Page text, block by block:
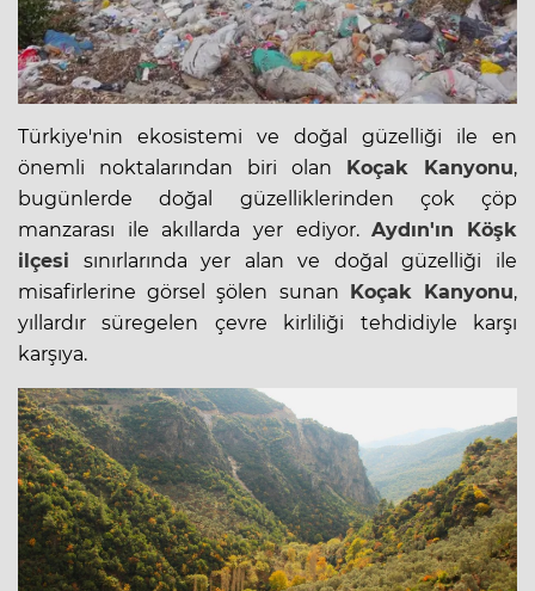
Türkiye'nin ekosistemi ve doğal güzelliği ile en
önemli noktalarından biri olan Koçak Kanyonu,
bugünlerde doğal güzelliklerinden çok çöp
manzarası ile akıllarda yer ediyor.Aydın'ın
Köşk
ilçesi sınırlarında yer alan ve doğal güzelliği ile
misafirlerine görsel şölen sunan Koçak Kanyonu,
yıllardır süregelen çevre kirliliği tehdidiyle karşı
karşıya.